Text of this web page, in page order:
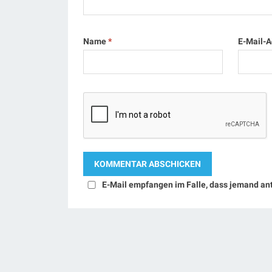
Name* E-Mail-
E-Mail empfangen im Falle, dass jemand